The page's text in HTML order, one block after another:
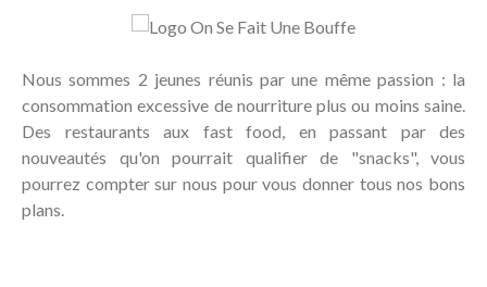
Nous sommes 2 jeunes réunis par une même passion : la
consommation excessive de nourriture plus ou moins saine.
Des restaurants aux fast food, en passant par des
nouveautés qu'on pourrait qualifier de "snacks", vous
pourrez compter sur nous pour vous donner tous nos bons
plans.